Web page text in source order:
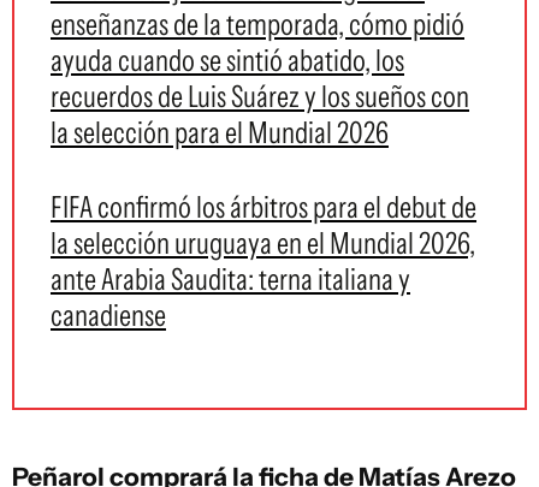
enseñanzas de la temporada, cómo pidió
ayuda cuando se sintió abatido, los
recuerdos de Luis Suárez y los sueños con
la selección para el Mundial 2026
FIFA confirmó los árbitros para el debut de
la selección uruguaya en el Mundial 2026,
ante Arabia Saudita: terna italiana y
canadiense
Peñarol comprará la ficha de Matías Arezo